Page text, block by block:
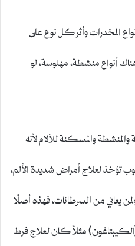
المخدرات وأثر كل نوع على
أنواع منشطة، مهلوسة، لو
والمنشطة والمسكنة للآلام لأنه
تؤخذ لعلاج أمراض شديدة الألم،
يعاني من السرطانات، فهذه أصلًا
مثلاً كان لعلاج فرط